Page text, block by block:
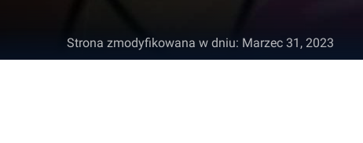
Strona zmodyfikowana w dniu: Marzec 31, 2023